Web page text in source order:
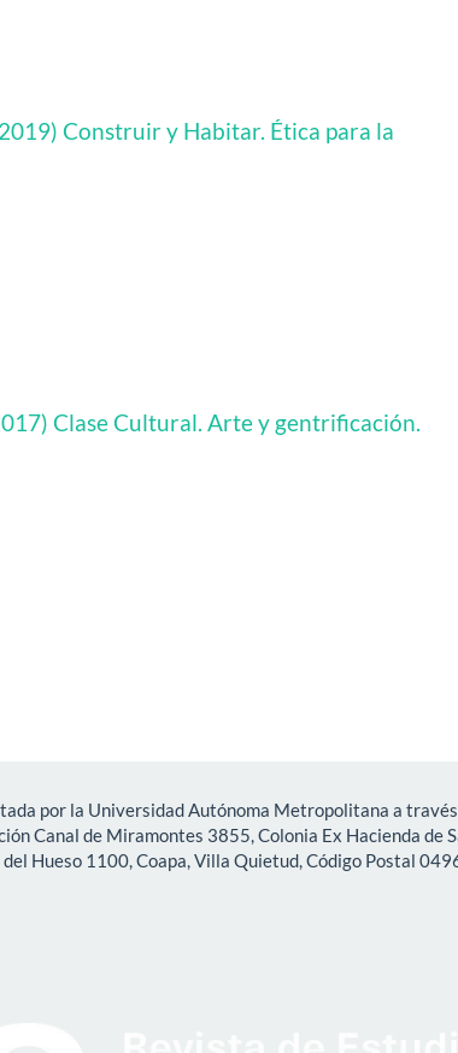
Construir y Habitar. Ética para la
Clase Cultural. Arte y gentrificación.
por la Universidad Autónoma Metropolitana a
Canal de Miramontes 3855, Colonia Ex Hacienda de
Hueso 1100, Coapa, Villa Quietud, Código Postal